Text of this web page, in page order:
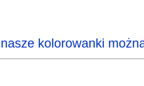
kolorowanki